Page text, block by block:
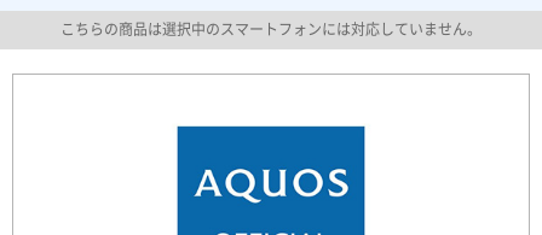
こちらの商品は選択中のスマートフォンには対応していません。